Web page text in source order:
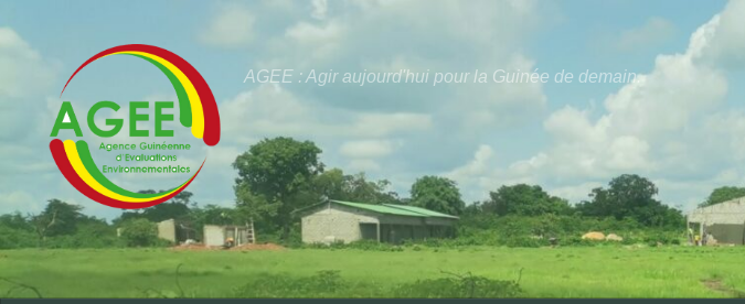
AGEE : Agir aujourd'hui pour la Guinée de demain.